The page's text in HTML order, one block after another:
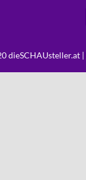
dieSCHAUsteller.at |